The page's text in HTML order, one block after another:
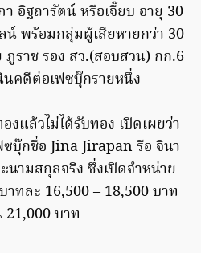
อิฐถารัตน์ หรือเจี๊ยบ อายุ 30
น์ พร้อมกลุ่มผู้เสียหายกว่า 30
ราช รอง สว.(สอบสวน) กก.6
คดีต่อเฟซบุ๊กรายหนึ่ง
งแล้วไม่ได้รับทอง เปิดเผยว่า
บุ๊กชื่อ Jina Jirapan รือ จินา
ามสกุลจริง ซึ่งเปิดจำหน่าย
ทละ 16,500 – 18,500 บาท
บาท